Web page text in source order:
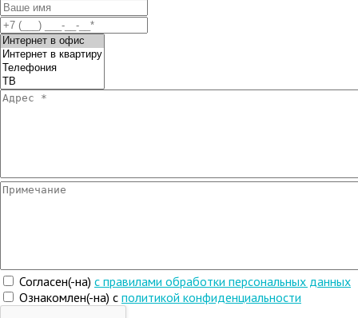
Согласен(-на) c правилами обработки персональных данных
Ознакомлен(-на) с политикой конфиденциальности